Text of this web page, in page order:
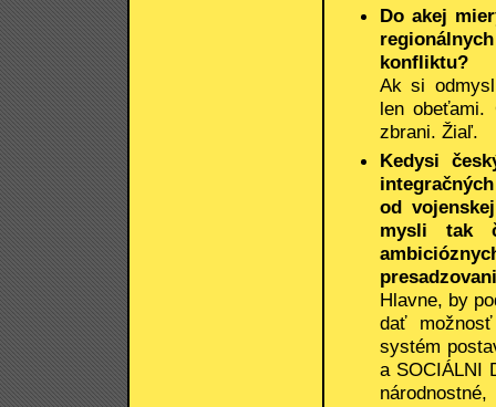
Do akej
konfliktu?
Ak si
len
zbrani. Žiaľ.
Kedysi
od
mysli tak
Hlavne, by
dať
systém
a SOCIÁLNI